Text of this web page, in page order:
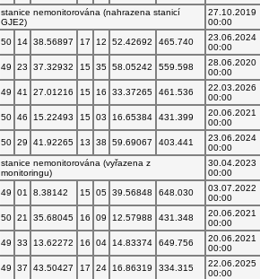
stanice nemonitorována (nahrazena stanicí
GJE2)
27.10.2019
00:00
50 14 38.56897 17 12 52.42692 465.740
23.06.2024
00:00
49 23 37.32932 15 35 58.05242 559.598
28.06.2020
00:00
49 41 27.01216 15 16 33.37265 461.536
22.03.2026
00:00
50 46 15.22493 15 03 16.65384 431.399
20.06.2021
00:00
50 29 41.92265 13 38 59.69067 403.441
23.06.2024
00:00
stanice nemonitorována (vyřazena z
monitoringu)
30.04.2023
00:00
49 01 8.38142 15 05 39.56848 648.030
03.07.2022
00:00
50 21 35.68045 16 09 12.57988 431.348
20.06.2021
00:00
49 33 13.62272 16 04 14.83374 649.756
20.06.2021
00:00
49 37 43.50427 17 24 16.86319 334.315
22.06.2025
00:00